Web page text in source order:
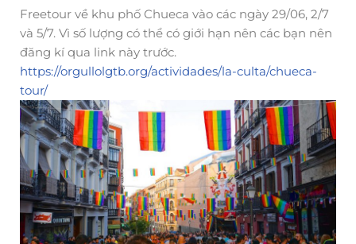
Freetour về khu phố Chueca vào các ngày 29/06, 2/7
và 5/7. Vì số lượng có thể có giới hạn nên các bạn nên
đăng kí qua link này trước.
https://orgullolgtb.org/actividades/la-culta/chueca-
tour/